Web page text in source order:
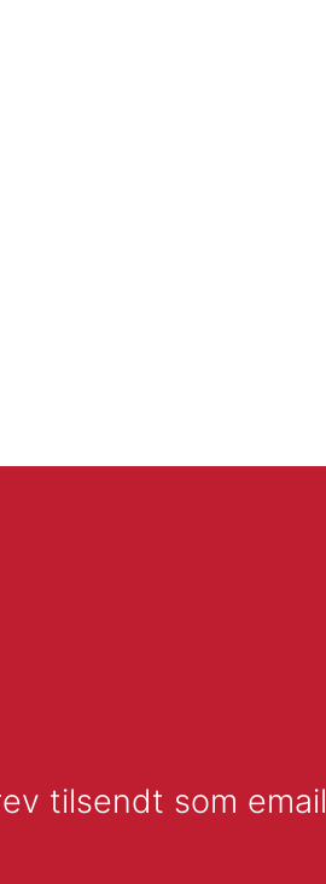
tilsendt som email